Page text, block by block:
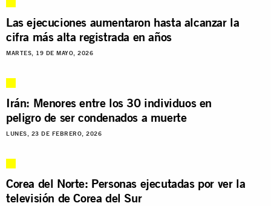
Las ejecuciones aumentaron hasta alcanzar la
cifra más alta registrada en años
MARTES, 19 DE MAYO, 2026
Irán: Menores entre los 30 individuos en
peligro de ser condenados a muerte
LUNES, 23 DE FEBRERO, 2026
Corea del Norte: Personas ejecutadas por ver la
televisión de Corea del Sur